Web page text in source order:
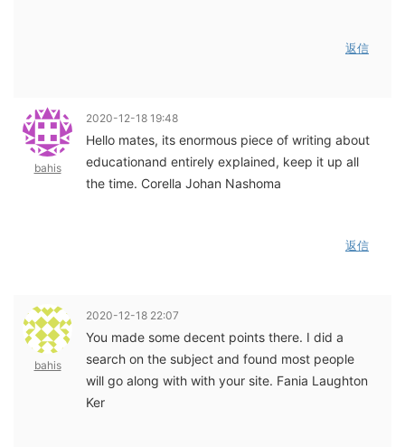
返信
bahis
2020-12-18 19:48
Hello mates, its enormous piece of writing about
educationand entirely explained, keep it up all
the time. Corella Johan Nashoma
返信
bahis
2020-12-18 22:07
You made some decent points there. I did a
search on the subject and found most people
will go along with with your site. Fania Laughton
Ker